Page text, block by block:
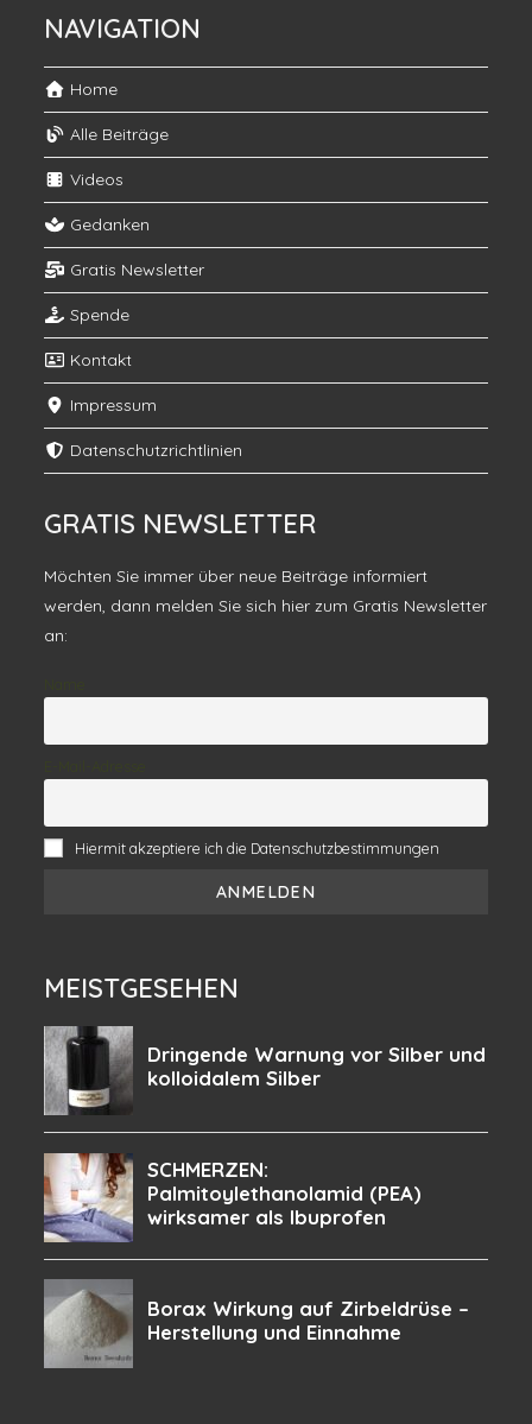
NAVIGATION
Home
Alle Beiträge
Videos
Gedanken
Gratis Newsletter
Spende
Kontakt
Impressum
Datenschutzrichtlinien
GRATIS NEWSLETTER
Möchten Sie immer über neue Beiträge informiert
werden, dann melden Sie sich hier zum Gratis Newsletter
an:
Hiermit akzeptiere ich die Datenschutzbestimmungen
MEISTGESEHEN